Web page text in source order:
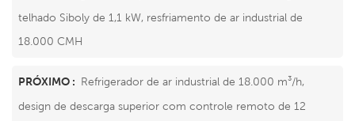
telhado Siboly de 1,1 kW, resfriamento de ar industrial de
18.000 CMH
PRÓXIMO : Refrigerador de ar industrial de 18.000 m³/h,
design de descarga superior com controle remoto de 12